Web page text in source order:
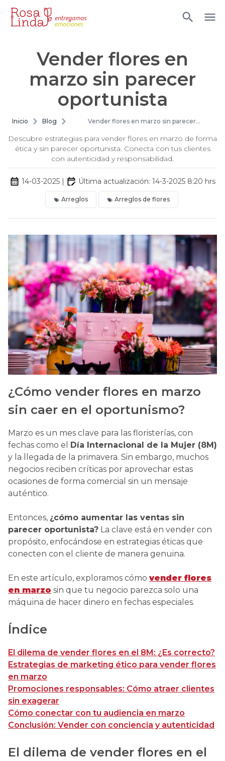
Vender flores en
marzo sin parecer
oportunista
Inicio Blog
Vender flores en marzo sin parecer
Descubre estrategias para vender flores en marzo de forma
ética y sin parecer oportunista. Conecta con tus clientes
con autenticidad y responsabilidad.
14-03-2025 | Última actualización: 14-3-2025 8:20 hrs
Arreglos Arreglos de flores
¿Cómo vender flores en marzo
sin caer en el oportunismo?
Marzo es un mes clave para las floristerías, con
fechas como el Día Internacional de la Mujer (8M)
y la llegada de la primavera. Sin embargo, muchos
negocios reciben críticas por aprovechar estas
ocasiones de forma comercial sin un mensaje
auténtico.
Entonces, ¿cómo aumentar las ventas sin
parecer oportunista? La clave está en vender con
propósito, enfocándose en estrategias éticas que
conecten con el cliente de manera genuina.
En este artículo, exploramos cómo vender flores
en marzo sin que tu negocio parezca solo una
máquina de hacer dinero en fechas especiales.
Índice
El dilema de vender flores en el 8M: ¿Es correcto?
Estrategias de marketing ético para vender flores
en marzo
Promociones responsables: Cómo atraer clientes
sin exagerar
Cómo conectar con tu audiencia en marzo
Conclusión: Vender con conciencia y autenticidad
El dilema de vender flores en el